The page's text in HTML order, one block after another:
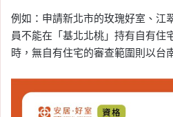
例如：申請新北市的玫瑰好室、江
員不能在「基北北桃」持有自有住
時，無自有住宅的審查範圍則以台